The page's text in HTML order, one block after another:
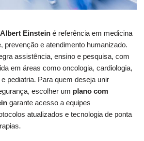
Einstein é referência em medicina
prevenção e atendimento humanizado.
assistência, ensino e pesquisa, com
em áreas como oncologia, cardiologia,
pediatria. Para quem deseja unir
escolher um plano com
garante acesso a equipes
atualizados e tecnologia de ponta